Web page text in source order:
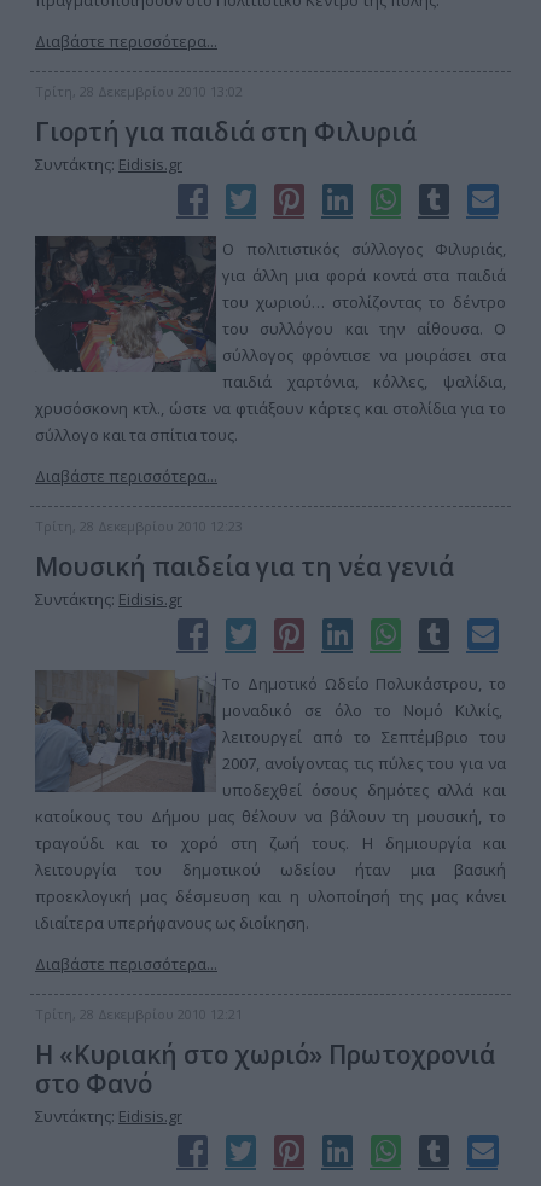
Διαβάστε περισσότερα...
Τρίτη, 28 Δεκεμβρίου 2010 13:02
Γιορτή για παιδιά στη Φιλυριά
Συντάκτης: Eidisis.gr
Ο πολιτιστικός σύλλογος Φιλυριάς,
για άλλη μια φορά κοντά στα παιδιά
του χωριού… στολίζοντας το δέντρο
του συλλόγου και την αίθουσα. Ο
σύλλογος φρόντισε να μοιράσει στα
παιδιά χαρτόνια, κόλλες, ψαλίδια,
χρυσόσκονη κτλ., ώστε να φτιάξουν κάρτες και στολίδια για το
σύλλογο και τα σπίτια τους.
Διαβάστε περισσότερα...
Τρίτη, 28 Δεκεμβρίου 2010 12:23
Μουσική παιδεία για τη νέα γενιά
Συντάκτης: Eidisis.gr
Το Δημοτικό Ωδείο Πολυκάστρου, το
μοναδικό σε όλο το Νομό Κιλκίς,
λειτουργεί από το Σεπτέμβριο του
2007, ανοίγοντας τις πύλες του για να
υποδεχθεί όσους δημότες αλλά και
κατοίκους του Δήμου μας θέλουν να βάλουν τη μουσική, το
τραγούδι και το χορό στη ζωή τους. Η δημιουργία και
λειτουργία του δημοτικού ωδείου ήταν μια βασική
προεκλογική μας δέσμευση και η υλοποίησή της μας κάνει
ιδιαίτερα υπερήφανους ως διοίκηση.
Διαβάστε περισσότερα...
Τρίτη, 28 Δεκεμβρίου 2010 12:21
H «Κυριακή στο χωριό» Πρωτοχρονιά
στο Φανό
Συντάκτης: Eidisis.gr